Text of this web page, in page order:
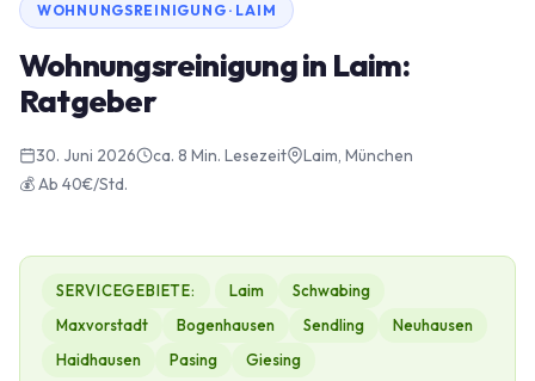
WOHNUNGSREINIGUNG · LAIM
Wohnungsreinigung in Laim:
Ratgeber
30. Juni 2026 ca. 8 Min. Lesezeit
Laim, München
💰 Ab 40€/Std.
SERVICEGEBIETE: Laim
Schwabing
Maxvorstadt
Bogenhausen Sendling
Neuhausen
Haidhausen
Pasing Giesing